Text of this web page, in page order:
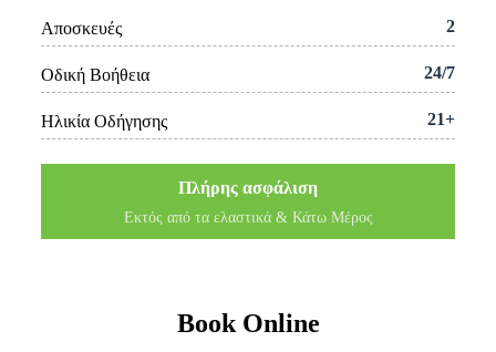
Αποσκευές 2
Οδική Βοήθεια 24/7
Ηλικία Οδήγησης 21+
Πλήρης ασφάλιση
Εκτός από τα ελαστικά & Κάτω Μέρος
Book Online